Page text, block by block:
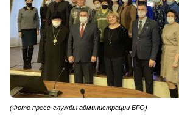
(Фото пресс-службы администрации БГО)